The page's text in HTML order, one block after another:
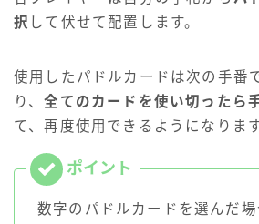
択 して伏せて配置します。
使用したパドルカードは次の手番
り、全てのカードを使い切ったら
て、再度使用できるようになります
数字のパドルカードを選んだ